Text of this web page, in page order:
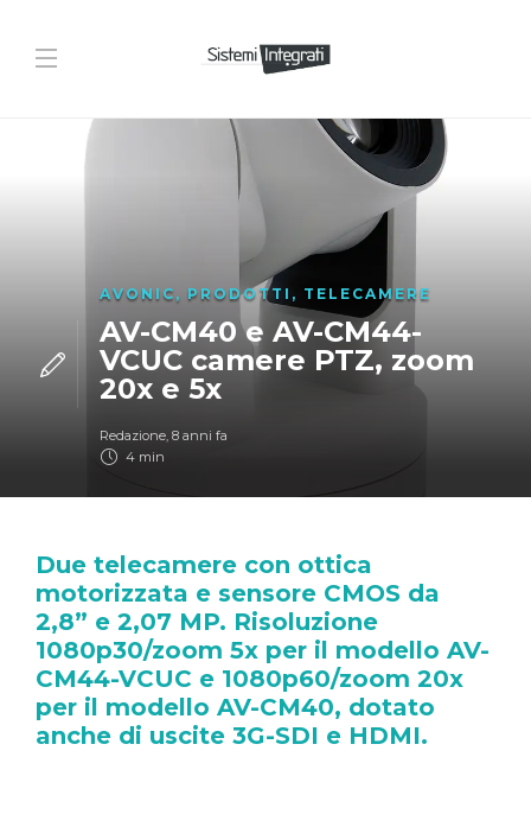
AVONIC , PRODOTTI , TELECAMERE
AV-CM40 e AV-CM44-
VCUC camere PTZ, zoom
20x e 5x
Redazione, 8 anni fa
4 min
Due telecamere con ottica
motorizzata e sensore CMOS da
2,8” e 2,07 MP. Risoluzione
1080p30/zoom 5x per il modello AV-
CM44-VCUC e 1080p60/zoom 20x
per il modello AV-CM40, dotato
anche di uscite 3G-SDI e HDMI.